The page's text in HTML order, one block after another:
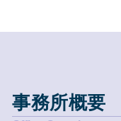
事務所概要